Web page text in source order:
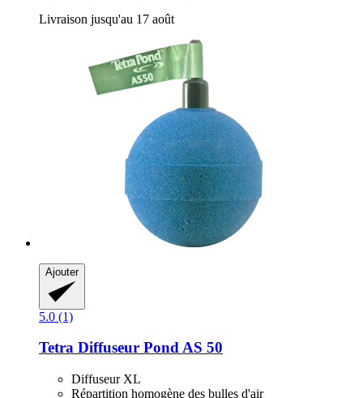
Livraison jusqu'au 17 août
Ajouter
5.0 (1)
Tetra Diffuseur Pond AS 50
Diffuseur XL
Répartition homogène des bulles d'air